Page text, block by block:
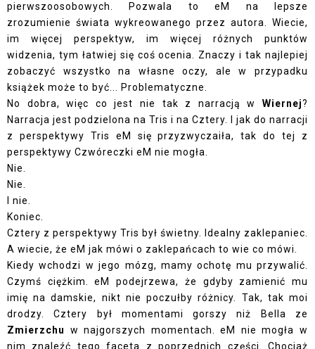
pierwszoosobowych. Pozwala to eM na lepsze
zrozumienie świata wykreowanego przez autora. Wiecie,
im więcej perspektyw, im więcej różnych punktów
widzenia, tym łatwiej się coś ocenia. Znaczy i tak najlepiej
zobaczyć wszystko na własne oczy, ale w przypadku
książek może to być... Problematyczne.
No dobra, więc co jest nie tak z narracją w Wiernej?
Narracja jest podzielona na Tris i na Cztery. I jak do narracji
z perspektywy Tris eM się przyzwyczaiła, tak do tej z
perspektywy Czwóreczki eM nie mogła.
Nie.
Nie.
I nie.
Koniec.
Cztery z perspektywy Tris był świetny. Idealny zaklepaniec.
A wiecie, że eM jak mówi o zaklepańcach to wie co mówi.
Kiedy wchodzi w jego mózg, mamy ochotę mu przywalić.
Czymś ciężkim. eM podejrzewa, że gdyby zamienić mu
imię na damskie, nikt nie poczułby różnicy. Tak, tak moi
drodzy. Cztery był momentami gorszy niż Bella ze
Zmierzchu
w najgorszych momentach. eM nie mogła w
nim znaleźć tego faceta z poprzednich części. Chociaż